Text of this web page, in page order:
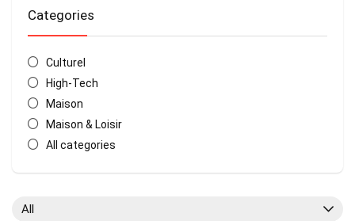
Categories
Culturel
High-Tech
Maison
Maison & Loisir
All categories
All